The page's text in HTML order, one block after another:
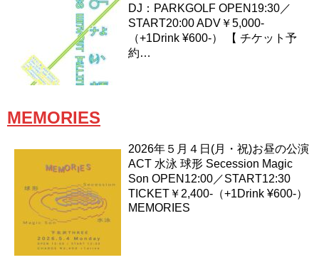
DJ：PARKGOLF OPEN19:30／
START20:00 ADV￥5,000-
（+1Drink ¥600-） 【 チケット予
約…
MEMORIES
2026年５月４日(月・祝)お昼の公演
ACT 水泳 球形 Secession Magic
Son OPEN12:00／START12:30
TICKET￥2,400-（+1Drink ¥600-）
MEMORIES